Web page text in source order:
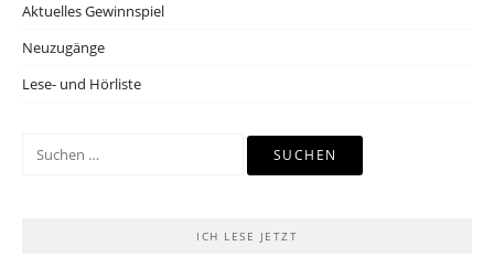
Aktuelles Gewinnspiel
Neuzugänge
Lese- und Hörliste
Suchen
ICH LESE JETZT